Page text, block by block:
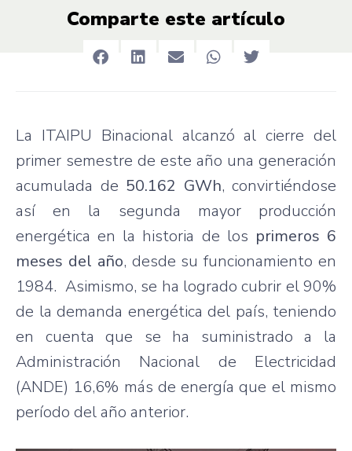
Comparte este artículo
La ITAIPU Binacional alcanzó al cierre del
primer semestre de este año una generación
acumulada de 50.162 GWh, convirtiéndose
así en la segunda mayor producción
energética en la historia de los primeros 6
meses del año, desde su funcionamiento en
1984. Asimismo, se ha logrado cubrir el 90%
de la demanda energética del país, teniendo
en cuenta que se ha suministrado a la
Administración Nacional de Electricidad
(ANDE) 16,6% más de energía que el mismo
período del año anterior.